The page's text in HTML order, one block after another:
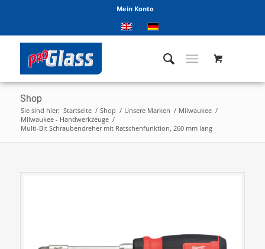
Mein Konto
Shop
Sie sind hier: Startseite / Shop / Unsere Marken / Milwaukee /
Milwaukee - Handwerkzeuge /
Multi-Bit Schraubendreher mit Ratschenfunktion, 260 mm lang